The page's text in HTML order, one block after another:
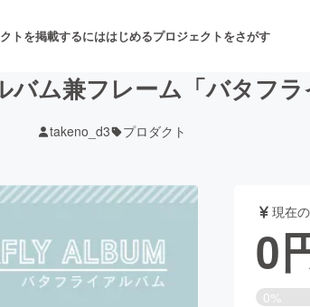
トを掲載するにははじめるプロジェクトをさがす
舞台・パフォーマンス
ス開発
ム兼フレーム「バタフラ
takeno_d3 プロダクト
現在
0
0%